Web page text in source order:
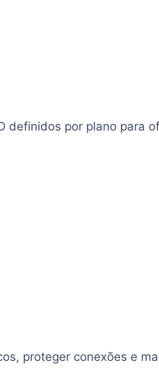
definidos por plano para
proteger conexões e